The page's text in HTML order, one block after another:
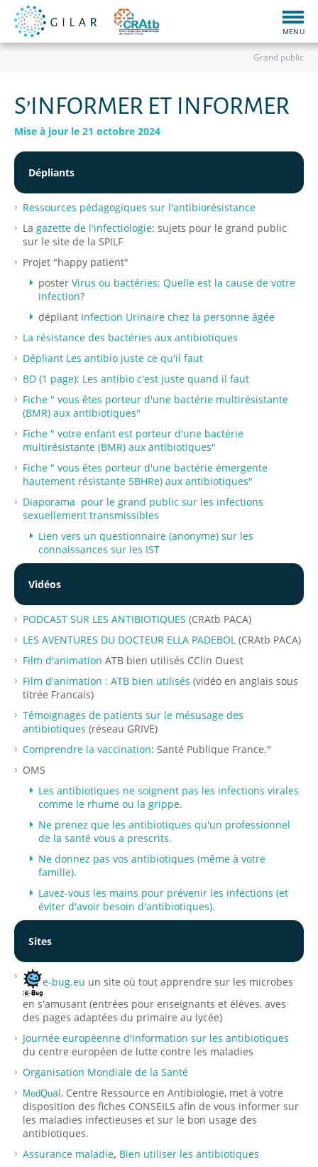
MENU
Grand public
S’INFORMER ET INFORMER
Mise à jour le 21 octobre 2024
Dépliants
Ressources pédagogiques sur l'antibiorésistance
La gazette de l'infectiologie: sujets pour le grand public
sur le site de la SPILF
Projet "happy patient"
poster Virus ou bactéries: Quelle est la cause de votre
infection?
dépliant Infection Urinaire chez la personne âgée
La résistance des bactéries aux antibiotiques
Dépliant Les antibio juste ce qu'il faut
BD (1 page): Les antibio c'est juste quand il faut
Fiche " vous êtes porteur d'une bactérie multirésistante
(BMR) aux antibiotiques"
Fiche " votre enfant est porteur d'une bactérie
multirésistante (BMR) aux antibiotiques"
Fiche " vous êtes porteur d'une bactérie émergente
hautement résistante 5BHRe) aux antibiotiques"
Diaporama pour le grand public sur les infections
sexuellement transmissibles
Lien vers un questionnaire (anonyme) sur les
connaissances sur les IST
Vidéos
PODCAST SUR LES ANTIBIOTIQUES (CRAtb PACA)
LES AVENTURES DU DOCTEUR ELLA PADEBOL (CRAtb PACA)
Film d'animation ATB bien utilisés CClin Ouest
Film d'animation : ATB bien utilisés (vidéo en anglais sous
titrée Francais)
Témoignages de patients sur le mésusage des
antibiotiques (réseau GRIVE)
Comprendre la vaccination: Santé Publique France."
OMS
Les antibiotiques ne soignent pas les infections virales
comme le rhume ou la grippe.
Ne prenez que les antibiotiques qu'un professionnel
de la santé vous a prescrits.
Ne donnez pas vos antibiotiques (même à votre
famille).
Lavez-vous les mains pour prévenir les infections (et
éviter d'avoir besoin d'antibiotiques).
Sites
e-bug.eu un site où tout apprendre sur les microbes
en s'amusant (entrées pour enseignants et élèves, aves
des pages adaptées du primaire au lycée)
Journée européenne d'information sur les antibiotiques
du centre européen de lutte contre les maladies
Organisation Mondiale de la Santé
MedQual, Centre Ressource en Antibiologie, met à votre
disposition des fiches CONSEILS afin de vous informer sur
les maladies infectieuses et sur le bon usage des
antibiotiques.
Assurance maladie, Bien utiliser les antibiotiques